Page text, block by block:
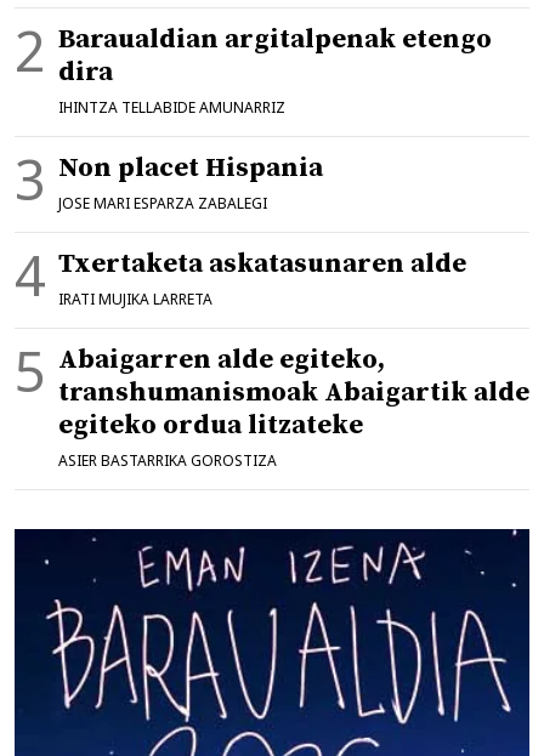
Baraualdian argitalpenak etengo
dira
IHINTZA TELLABIDE AMUNARRIZ
Non placet Hispania
JOSE MARI ESPARZA ZABALEGI
Txertaketa askatasunaren alde
IRATI MUJIKA LARRETA
Abaigarren alde egiteko,
transhumanismoak Abaigartik alde
egiteko ordua litzateke
ASIER BASTARRIKA GOROSTIZA